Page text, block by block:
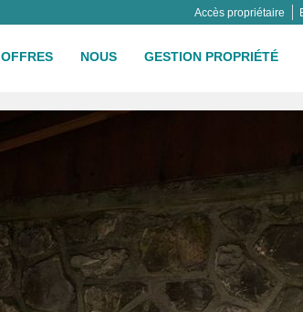
Accès propriétaire
OFFRES NOUS GESTION PROPRIÉTÉ